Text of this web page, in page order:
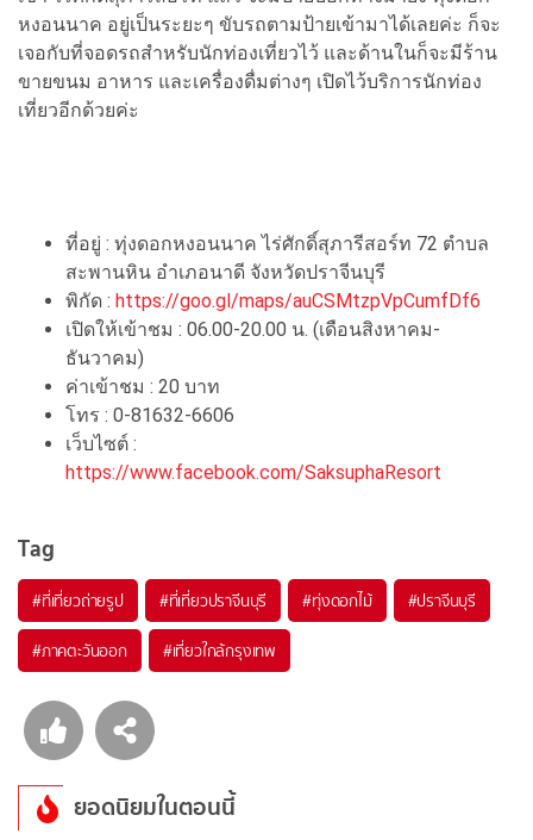
หงอนนาค อยู่เป็นระยะๆ ขับรถตามป้ายเข้ามาได้เลยค่ะ ก็จะ
เจอกับที่จอดรถสำหรับนักท่องเที่ยวไว้ และด้านในก็จะมีร้าน
ขายขนม อาหาร และเครื่องดื่มต่างๆ เปิดไว้บริการนักท่อง
เที่ยวอีกด้วยค่ะ
ที่อยู่ : ทุ่งดอกหงอนนาค ไร่ศักดิ์สุภารีสอร์ท 72 ตำบล
สะพานหิน อำเภอนาดี จังหวัดปราจีนบุรี
พิกัด : https://goo.gl/maps/auCSMtzpVpCumfDf6
เปิดให้เข้าชม : 06.00-20.00 น. (เดือนสิงหาคม-
ธันวาคม)
ค่าเข้าชม : 20 บาท
โทร : 0-81632-6606
เว็บไซต์ :
https://www.facebook.com/SaksuphaResort
Tag
#ที่เที่ยวถ่ายรูป #ที่เที่ยวปราจีนบุรี #ทุ่งดอกไม้ #ปราจีนบุรี
#ภาคตะวันออก #เที่ยวใกล้กรุงเทพ
ยอดนิยมในตอนนี้